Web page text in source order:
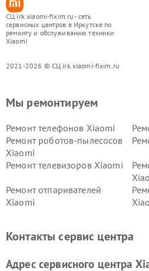
СЦ irk.xiaomi-fixim.ru - сеть
сервисных центров в Иркутске по
ремонту и обслуживанию техники
Xiaomi
2021-2026 © СЦ irk.xiaomi-fixim.ru
Мы ремонтируем
Ремонт телефонов Xiaomi
Ремонт роботов-пылесосов
Xiaomi
Ремонт телевизоров Xiaomi
Ремонт отпаривателей
Xiaomi
Ремонт стиральных машин
Контакты сервис центра
Адрес сервисного центра